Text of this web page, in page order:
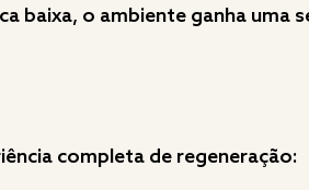
baixa, o ambiente ganha uma
completa de regeneração: